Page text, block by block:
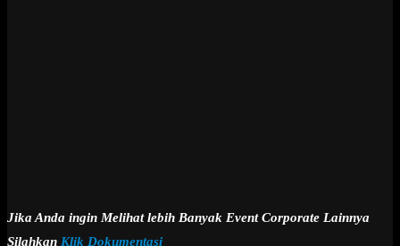
Jika Anda ingin Melihat lebih Banyak Event Corporate Lainnya
Silahkan Klik Dokumentasi